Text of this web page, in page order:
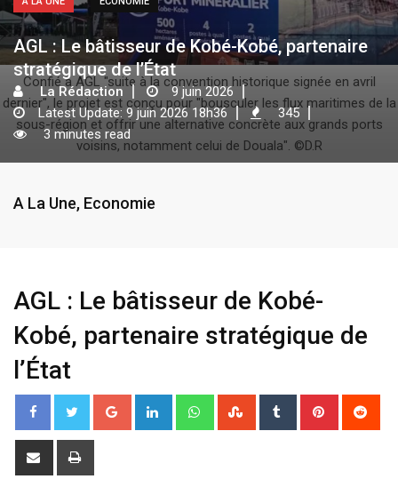
AGL : Le bâtisseur de Kobé-Kobé, partenaire
stratégique de l’État
La Rédaction
9 juin 2026
Latest Update: 9 juin 2026 18h36
345
3 minutes read
Confié à AGL "suite à la convention historique signée en avril
dernier", le projet est conçu pour "bousculer les flux maritimes de la
sous-région et offrir une alternative concrète aux grands ports
voisins, notamment celui de Douala". ©D.R
A La Une, Economie
AGL : Le bâtisseur de Kobé-
Kobé, partenaire stratégique de
l’État
o
i
h
t
u
i
e
h
r